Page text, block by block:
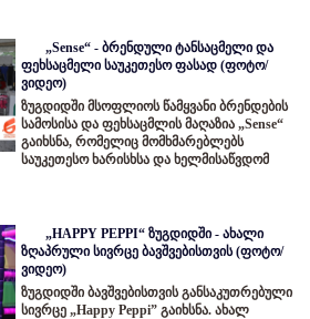
„Sense“ - ბრენდული ტანსაცმელი და
ფეხსაცმელი საუკეთესო ფასად (ფოტო/
ვიდეო)
ზუგდიდში მსოფლიოს წამყვანი ბრენდების
სამოსისა და ფეხსაცმლის მაღაზია „Sense“
გაიხსნა, რომელიც მომხმარებლებს
საუკეთესო ხარისხსა და ხელმისაწვდომ
„HAPPY PEPPI“ ზუგდიდში - ახალი
ზღაპრული სივრცე ბავშვებისთვის (ფოტო/
ვიდეო)
ზუგდიდში ბავშვებისთვის განსაკუთრებული
სივრცე „Happy Peppi” გაიხსნა. ახალ